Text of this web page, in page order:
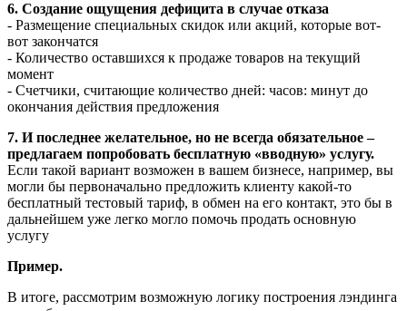
6. Создание ощущения дефицита в случае отказа
- Размещение специальных скидок или акций, которые вот-
вот закончатся
- Количество оставшихся к продаже товаров на текущий
момент
- Счетчики, считающие количество дней: часов: минут до
окончания действия предложения
7. И последнее желательное, но не всегда обязательное –
предлагаем попробовать бесплатную «вводную» услугу.
Если такой вариант возможен в вашем бизнесе, например, вы
могли бы первоначально предложить клиенту какой-то
бесплатный тестовый тариф, в обмен на его контакт, это бы в
дальнейшем уже легко могло помочь продать основную
услугу
Пример.
В итоге, рассмотрим возможную логику построения лэндинга